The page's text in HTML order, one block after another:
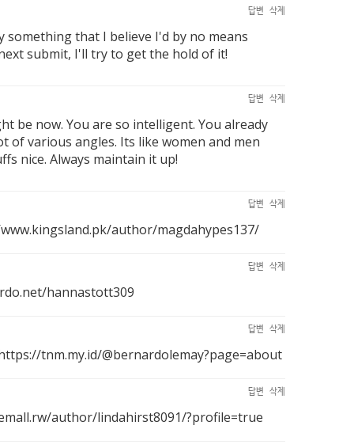
답변 삭제
that I believe I'd by no means
submit, I'll try to get the hold of it!
답변 삭제
be now. You are so intelligent. You already
of various angles. Its like women and men
nice. Always maintain it up!
답변 삭제
author/magdahypes137/
답변 삭제
hannastott309
답변 삭제
tnm.my.id/@bernardolemay?page=about
답변 삭제
author/lindahirst8091/?profile=true